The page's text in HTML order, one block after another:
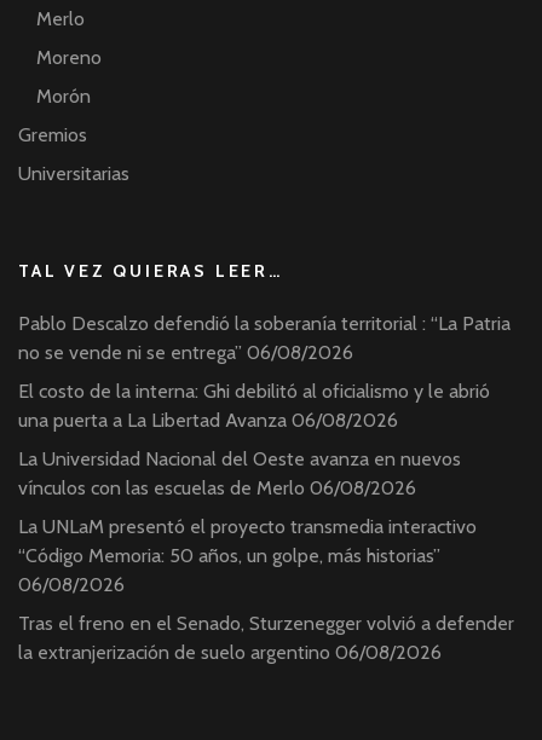
Merlo
Moreno
Morón
Gremios
Universitarias
TAL VEZ QUIERAS LEER…
Pablo Descalzo defendió la soberanía territorial : “La Patria
no se vende ni se entrega” 06/08/2026
El costo de la interna: Ghi debilitó al oficialismo y le abrió
una puerta a La Libertad Avanza 06/08/2026
La Universidad Nacional del Oeste avanza en nuevos
vínculos con las escuelas de Merlo 06/08/2026
La UNLaM presentó el proyecto transmedia interactivo
“Código Memoria: 50 años, un golpe, más historias”
06/08/2026
Tras el freno en el Senado, Sturzenegger volvió a defender
la extranjerización de suelo argentino 06/08/2026